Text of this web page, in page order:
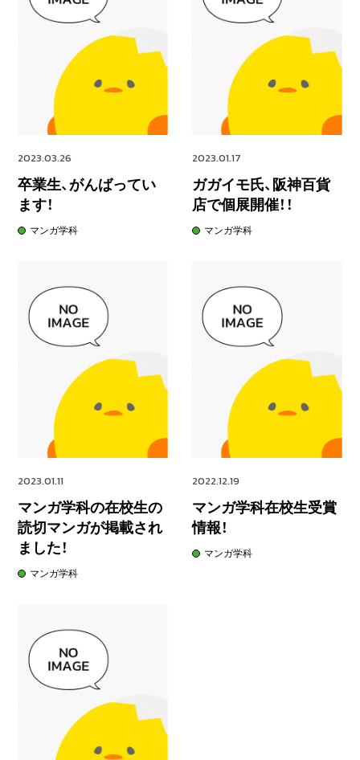
2023.03.26
卒業生、がんばってい
ます！
マンガ学科
2023.01.17
ガガイモ氏、阪神百貨
店で個展開催！！
マンガ学科
2023.01.11
マンガ学科の在校生の
読切マンガが掲載され
ました！
マンガ学科
2022.12.19
マンガ学科在校生受賞
情報！
マンガ学科